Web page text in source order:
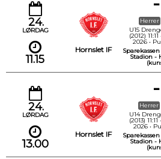
24.
LØRDAG
11.15
Hornslet IF
Herrer
U15
(2012)
2026 •
Stadion -
24.
LØRDAG
13.00
Hornslet IF
-
Herrer
U14
(2013)
2026 •
Stadion -